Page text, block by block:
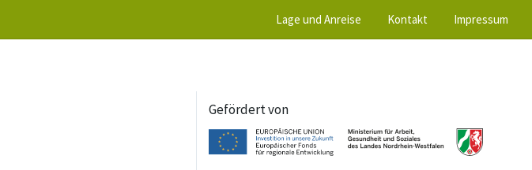
Lage und Anreise Kontakt Impressum
Gefördert von